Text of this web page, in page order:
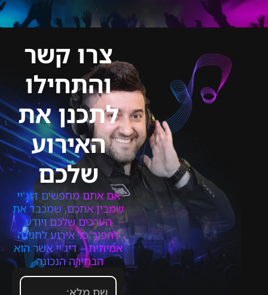
צרו קשר
והתחילו
לתכנן את
האירוע
שלכם
אם אתם מחפשים דיג'יי
שמבין אתכם, שמכבד את
הערכים שלכם ויודע
להפוך כל אירוע לחגיגה
אמיתית – דיג'יי אשר הוא
הבחירה הנכונה.